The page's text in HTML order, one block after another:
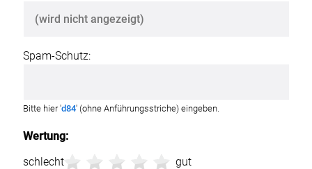
Wertung:
schlecht
gut
Spam-Schutz:
Bitte hier 'd84' (ohne Anführungsstriche) eingeben.